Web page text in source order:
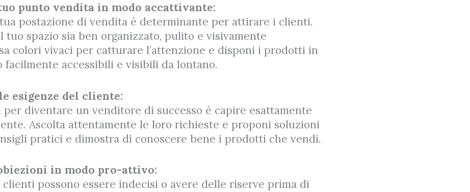
punto vendita in modo accattivante:
tua postazione di vendita è determinante per attirare i clienti.
tuo spazio sia ben organizzato, pulito e visivamente
colori vivaci per catturare l’attenzione e disponi i prodotti in
facilmente accessibili e visibili da lontano.
esigenze del cliente:
diventare un venditore di successo è capire esattamente
Ascolta attentamente le loro richieste e proponi soluzioni
pratici e dimostra di conoscere bene i prodotti che vendi.
in modo pro-attivo:
possono essere indecisi o avere delle riserve prima di